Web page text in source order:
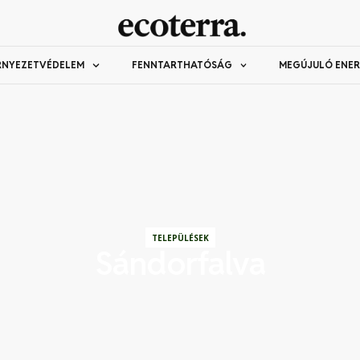
FENNTARTHATÓSÁG MEGÚJULÓ
TELEPÜLÉSEK